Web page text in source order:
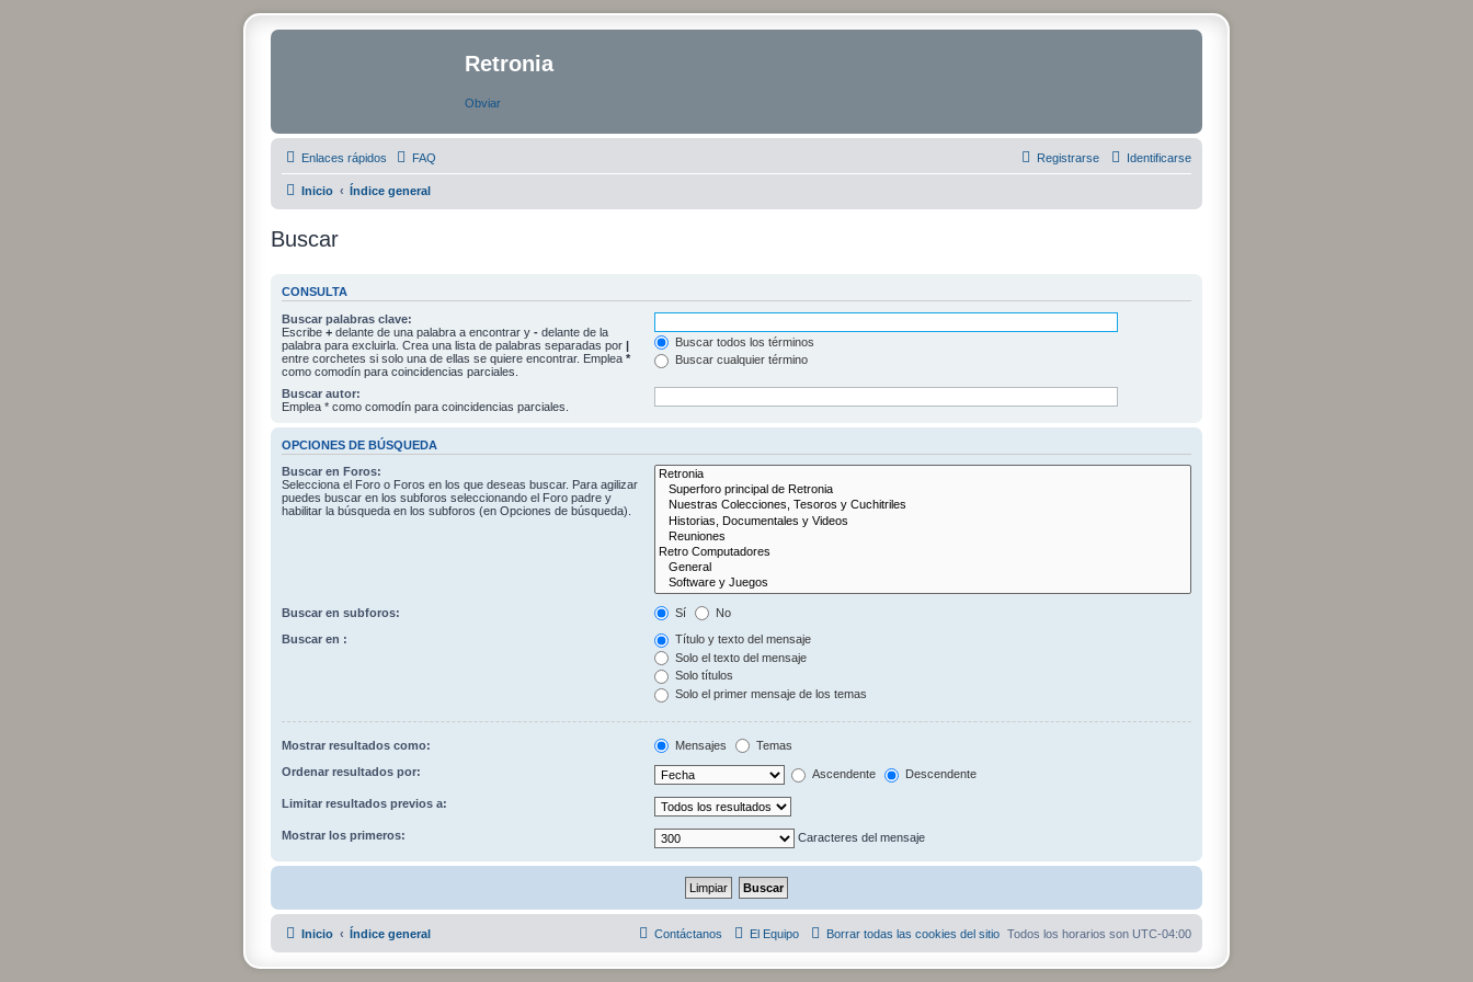
Retronia
Obviar
Enlaces rápidos FAQ Identificarse
Registrarse
Inicio Índice general
Buscar
CONSULTA
Buscar palabras clave:
Escribe + delante de una palabra a encontrar y - delante de la
palabra para excluirla. Crea una lista de palabras separadas por |
entre corchetes si solo una de ellas se quiere encontrar. Emplea *
como comodín para coincidencias parciales.
Buscar todos los términos
Buscar cualquier término
Buscar autor:
Emplea * como comodín para coincidencias parciales.
OPCIONES DE BÚSQUEDA
Buscar en Foros:
Selecciona el Foro o Foros en los que deseas buscar. Para agilizar
puedes buscar en los subforos seleccionando el Foro padre y
habilitar la búsqueda en los subforos (en Opciones de búsqueda).
Buscar en subforos: Sí No
Buscar en :
Título y texto del mensaje
Solo el texto del mensaje
Solo títulos
Solo el primer mensaje de los temas
Mostrar resultados como: Mensajes Temas
Ordenar resultados por: Ascendente Descendente
Limitar resultados previos a:
Mostrar los primeros: Caracteres del mensaje
Inicio Índice general Todos los horarios son UTC-04:00
Borrar todas las cookies del sitio
El Equipo
Contáctanos